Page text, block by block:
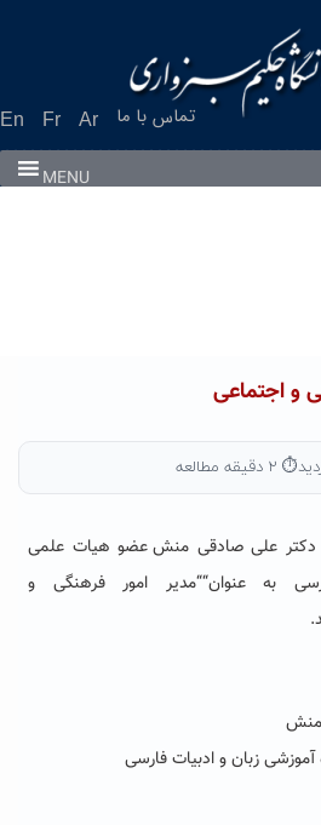
En Fr Ar تماس با ما
MENU
و اجتماعی
⏱ ۲ دقیقه مطالعه
دکتر علی صادقی منشعضو هیات علمی
به عنوان““مدیر امور فرهنگی و
.
منش
زبان و ادبیات فارسی